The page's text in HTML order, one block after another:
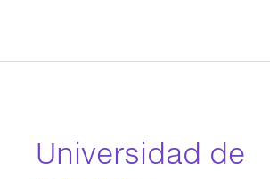
Universidad de